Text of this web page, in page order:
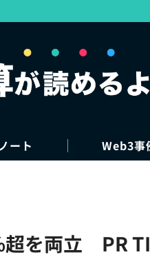
ート Web3事
を両立 PR